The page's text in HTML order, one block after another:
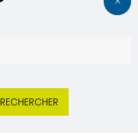
RECHERCHER